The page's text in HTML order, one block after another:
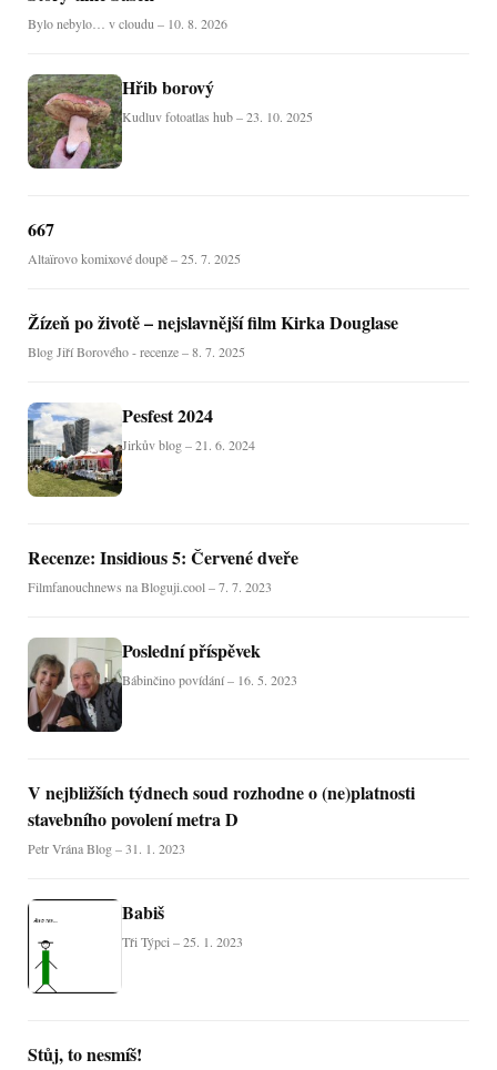
Bylo nebylo… v cloudu – 10. 8. 2026
Hřib borový
Kudluv fotoatlas hub – 23. 10. 2025
667
Altaïrovo komixové doupě – 25. 7. 2025
Žízeň po životě – nejslavnější film Kirka Douglase
Blog Jiří Borového - recenze – 8. 7. 2025
Pesfest 2024
Jirkův blog – 21. 6. 2024
Recenze: Insidious 5: Červené dveře
Filmfanouchnews na Bloguji.cool – 7. 7. 2023
Poslední příspěvek
Bábinčino povídání – 16. 5. 2023
V nejbližších týdnech soud rozhodne o (ne)platnosti
stavebního povolení metra D
Petr Vrána Blog – 31. 1. 2023
Babiš
Tři Týpci – 25. 1. 2023
Stůj, to nesmíš!